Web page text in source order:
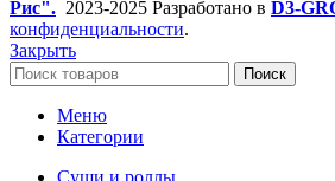
Рис". 2023-2025 Разработано в D3-
конфиденциальности.
Закрыть
Поиск
Меню
Категории